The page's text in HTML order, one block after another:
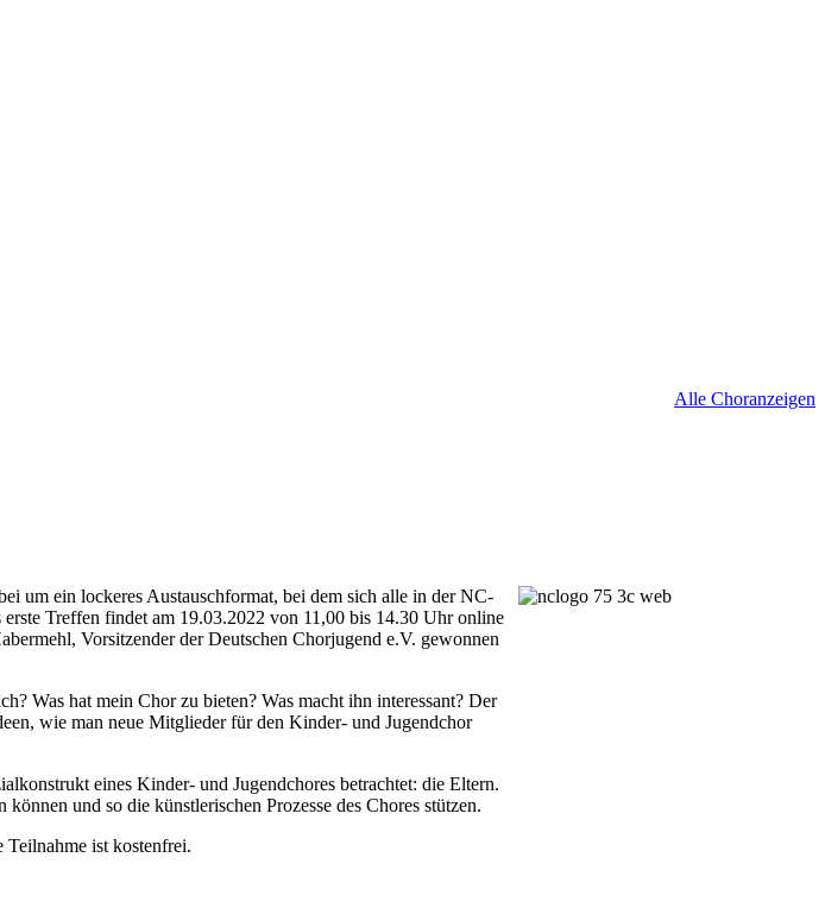
Alle Choranzeigen
um ein lockeres Austauschformat, bei dem sich alle in der NC-
Treffen findet am 19.03.2022 von 11,00 bis 14.30 Uhr online
Vorsitzender der Deutschen Chorjugend e.V. gewonnen
Was hat mein Chor zu bieten? Was macht ihn interessant? Der
wie man neue Mitglieder für den Kinder- und Jugendchor
eines Kinder- und Jugendchores betrachtet: die Eltern.
und so die künstlerischen Prozesse des Chores stützen.
ist kostenfrei.